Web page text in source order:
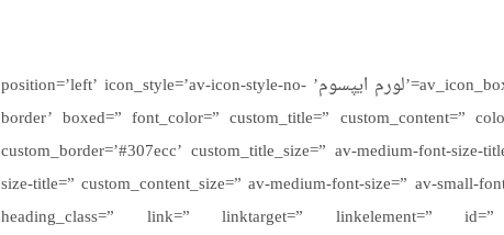
[av_icon_box icon=’ue827′ font=’entypo-fontello’ title=’لورم ایپسوم’ position=’left’ icon_style=’av-icon-style-no-
border’ boxed=” font_color=” custom_title=” custom_content=”
custom_border=’#307ecc’ custom_title_size=” av-medium-font-size-
size-title=” custom_content_size=” av-medium-font-size=” av-small-
heading_class=” link=” linktarget=” linkelement=” id=”